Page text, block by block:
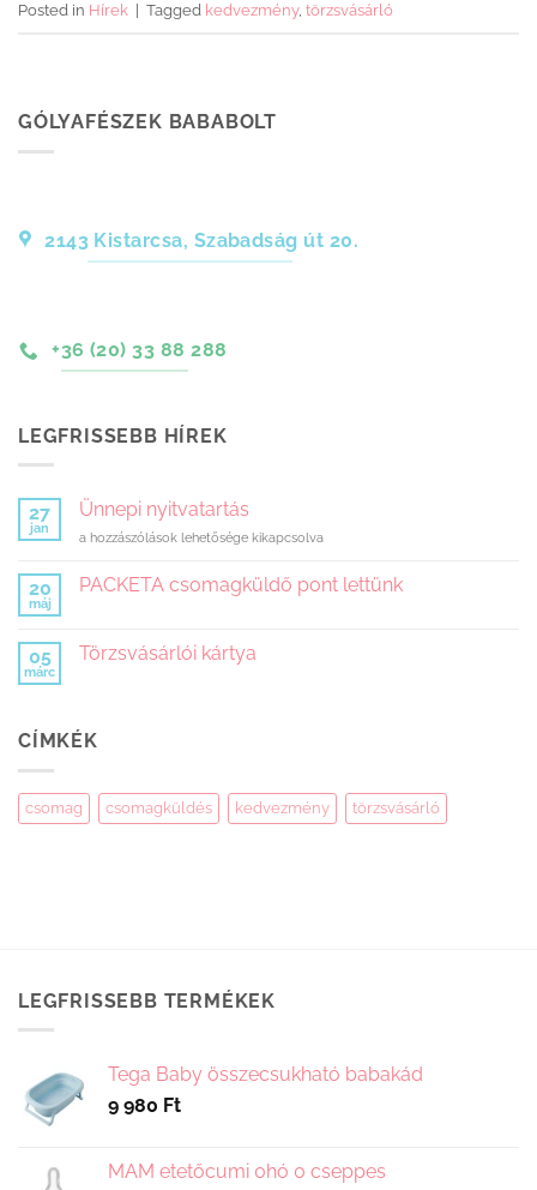
Posted in Hírek Tagged kedvezmény, törzsvásárló
GÓLYAFÉSZEK BABABOLT
2143 Kistarcsa, Szabadság út 20.
+36 (20) 33 88 288
LEGFRISSEBB HÍREK
27
jan
Ünnepi nyitvatartás
Ünnepi
bejegyzéshez
a hozzászólások lehetősége kikapcsolva
20
máj
PACKETA csomagküldő pont lettünk
PACKETA
05
márc
Törzsvásárlói kártya
kártya
CÍMKÉK
csomag csomagküldés kedvezmény törzsvásárló
LEGFRISSEBB TERMÉKEK
Tega Baby összecsukható babakád
9 980 Ft
MAM etetőcumi 0hó 0 cseppes